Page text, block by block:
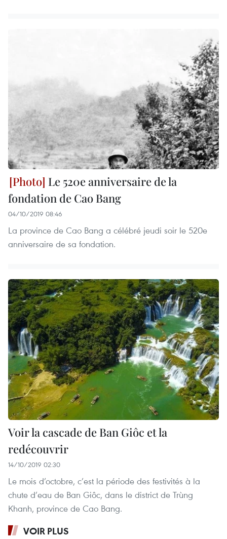
Le 520e anniversaire de la
fondation de Cao Bang
04/10/2019 08:46
La province de Cao Bang a célébré jeudi soir le 520e
anniversaire de sa fondation.
Voir la cascade de Ban Giôc et la
redécouvrir
14/10/2019 02:30
Le mois d’octobre, c’est la période des festivités à la
chute d’eau de Ban Giôc, dans le district de Trùng
Khanh, province de Cao Bang.
VOIR PLUS